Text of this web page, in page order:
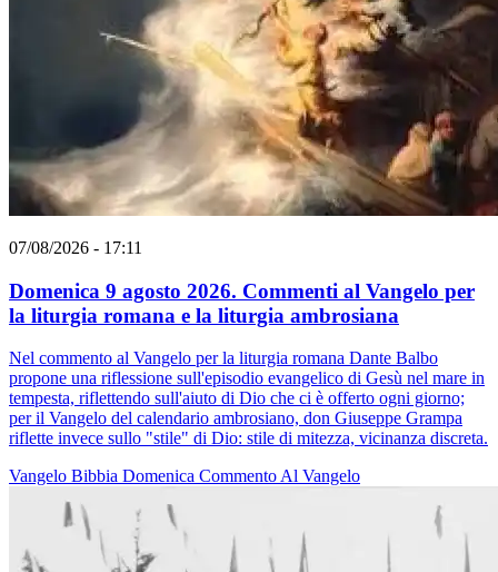
07/08/2026 - 17:11
Domenica 9 agosto 2026. Commenti al Vangelo per
la liturgia romana e la liturgia ambrosiana
Nel commento al Vangelo per la liturgia romana Dante Balbo
propone una riflessione sull'episodio evangelico di Gesù nel mare in
tempesta, riflettendo sull'aiuto di Dio che ci è offerto ogni giorno;
per il Vangelo del calendario ambrosiano, don Giuseppe Grampa
riflette invece sullo "stile" di Dio: stile di mitezza, vicinanza discreta.
Vangelo Bibbia Domenica Commento Al Vangelo